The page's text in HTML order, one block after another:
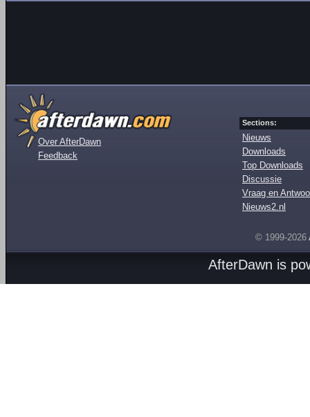
Over AfterDawn
Feedback
Sections:
Nieuws
Downloads
Top Downloads
Discussie
Vraag en
Nieuws2.nl
© 1999-2026
AfterDawn is